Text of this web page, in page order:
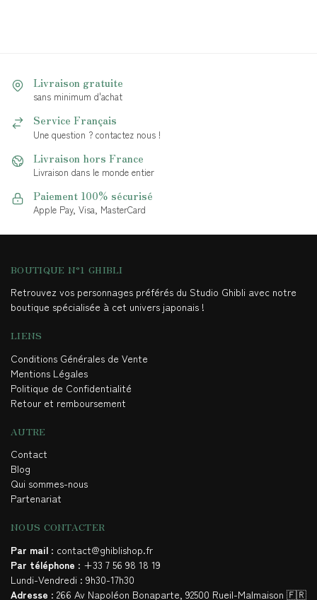
Livraison gratuite
sans minimum d'achat
Service Français
Une question ? contactez nous !
Livraison hors France
Livraison dans le monde entier
Paiement 100% sécurisé
Apple Pay, Visa, MasterCard
BOUTIQUE N°1 GHIBLI
Retrouvez vos personnages préférés du Studio Ghibli avec notre
boutique spécialisée à cet univers japonais !
LIENS
Conditions Générales de Vente
Mentions Légales
Politique de Confidentialité
Retour et remboursement
AUTRE
Contact
Blog
Qui sommes-nous
Partenariat
NOUS CONTACTER
Par mail : contact@ghiblishop.fr
Par téléphone : +33 7 56 98 18 19
Lundi-Vendredi : 9h30-17h30
Adresse : 266 Av Napoléon Bonaparte, 92500 Rueil-Malmaison 🇫🇷